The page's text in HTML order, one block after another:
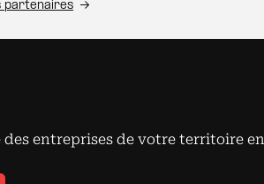
partenaires
des entreprises de votre territoire